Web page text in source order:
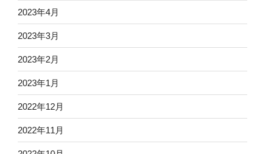
2023年4月
2023年3月
2023年2月
2023年1月
2022年12月
2022年11月